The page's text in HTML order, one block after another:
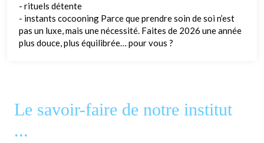
- rituels détente
- instants cocooning Parce que prendre soin de soi n’est
pas un luxe, mais une nécessité. Faites de 2026 une année
plus douce, plus équilibrée… pour vous ?
Le savoir-faire de notre institut
...